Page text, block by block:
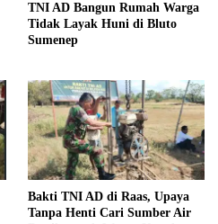
TNI AD Bangun Rumah Warga
Tidak Layak Huni di Bluto
Sumenep
Bakti TNI AD di Raas, Upaya
Tanpa Henti Cari Sumber Air